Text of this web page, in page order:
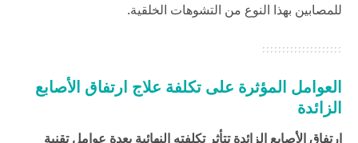
للمصابين بهذا النوع من التشوهات الخلقية.
العوامل المؤثرة على تكلفة علاج ارتفاق الأصابع
الزائدة
ارتفاق الأصابع الزائدة تتأثر تكلفته النهائية بعدة عوامل تقنية